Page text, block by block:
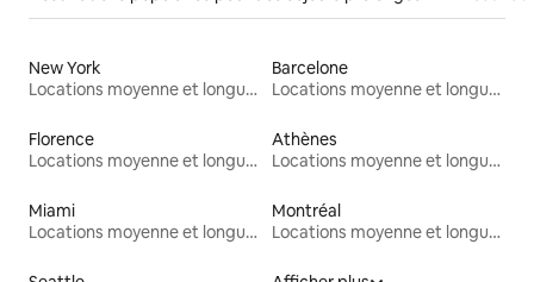
New York
Locations moyenne et longue durée
Barcelone
Locations moyenne et longue durée
Florence
Locations moyenne et longue durée
Athènes
Locations moyenne et longue durée
Miami
Locations moyenne et longue durée
Montréal
Locations moyenne et longue durée